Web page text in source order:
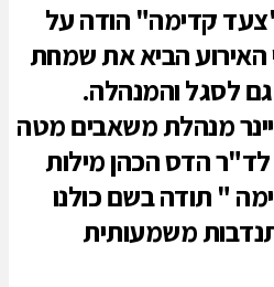
"צעד קדימה" הודה על
האירוע הביא את שמחת
גם לסגל והמנהלה.
מנהלת משאבים מטה
הדס הכהן מילות
" תודה בשם כולנו
משמעותית